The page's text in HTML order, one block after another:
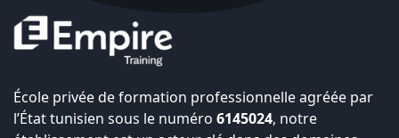
École privée de formation professionnelle agréée par
l’État tunisien sous le numéro 6145024, notre